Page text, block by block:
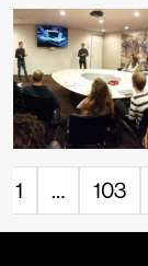
1 … 103